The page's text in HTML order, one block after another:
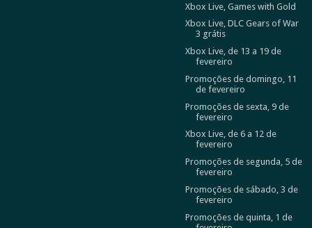
Xbox Live, Games with Gold
Xbox Live, DLC Gears of War
3 grátis
Xbox Live, de 13 a 19 de
fevereiro
Promoções de domingo, 11
de fevereiro
Promoções de sexta, 9 de
fevereiro
Xbox Live, de 6 a 12 de
fevereiro
Promoções de segunda, 5 de
fevereiro
Promoções de sábado, 3 de
fevereiro
Promoções de quinta, 1 de